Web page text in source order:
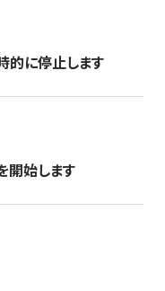
的に停止します
開始します